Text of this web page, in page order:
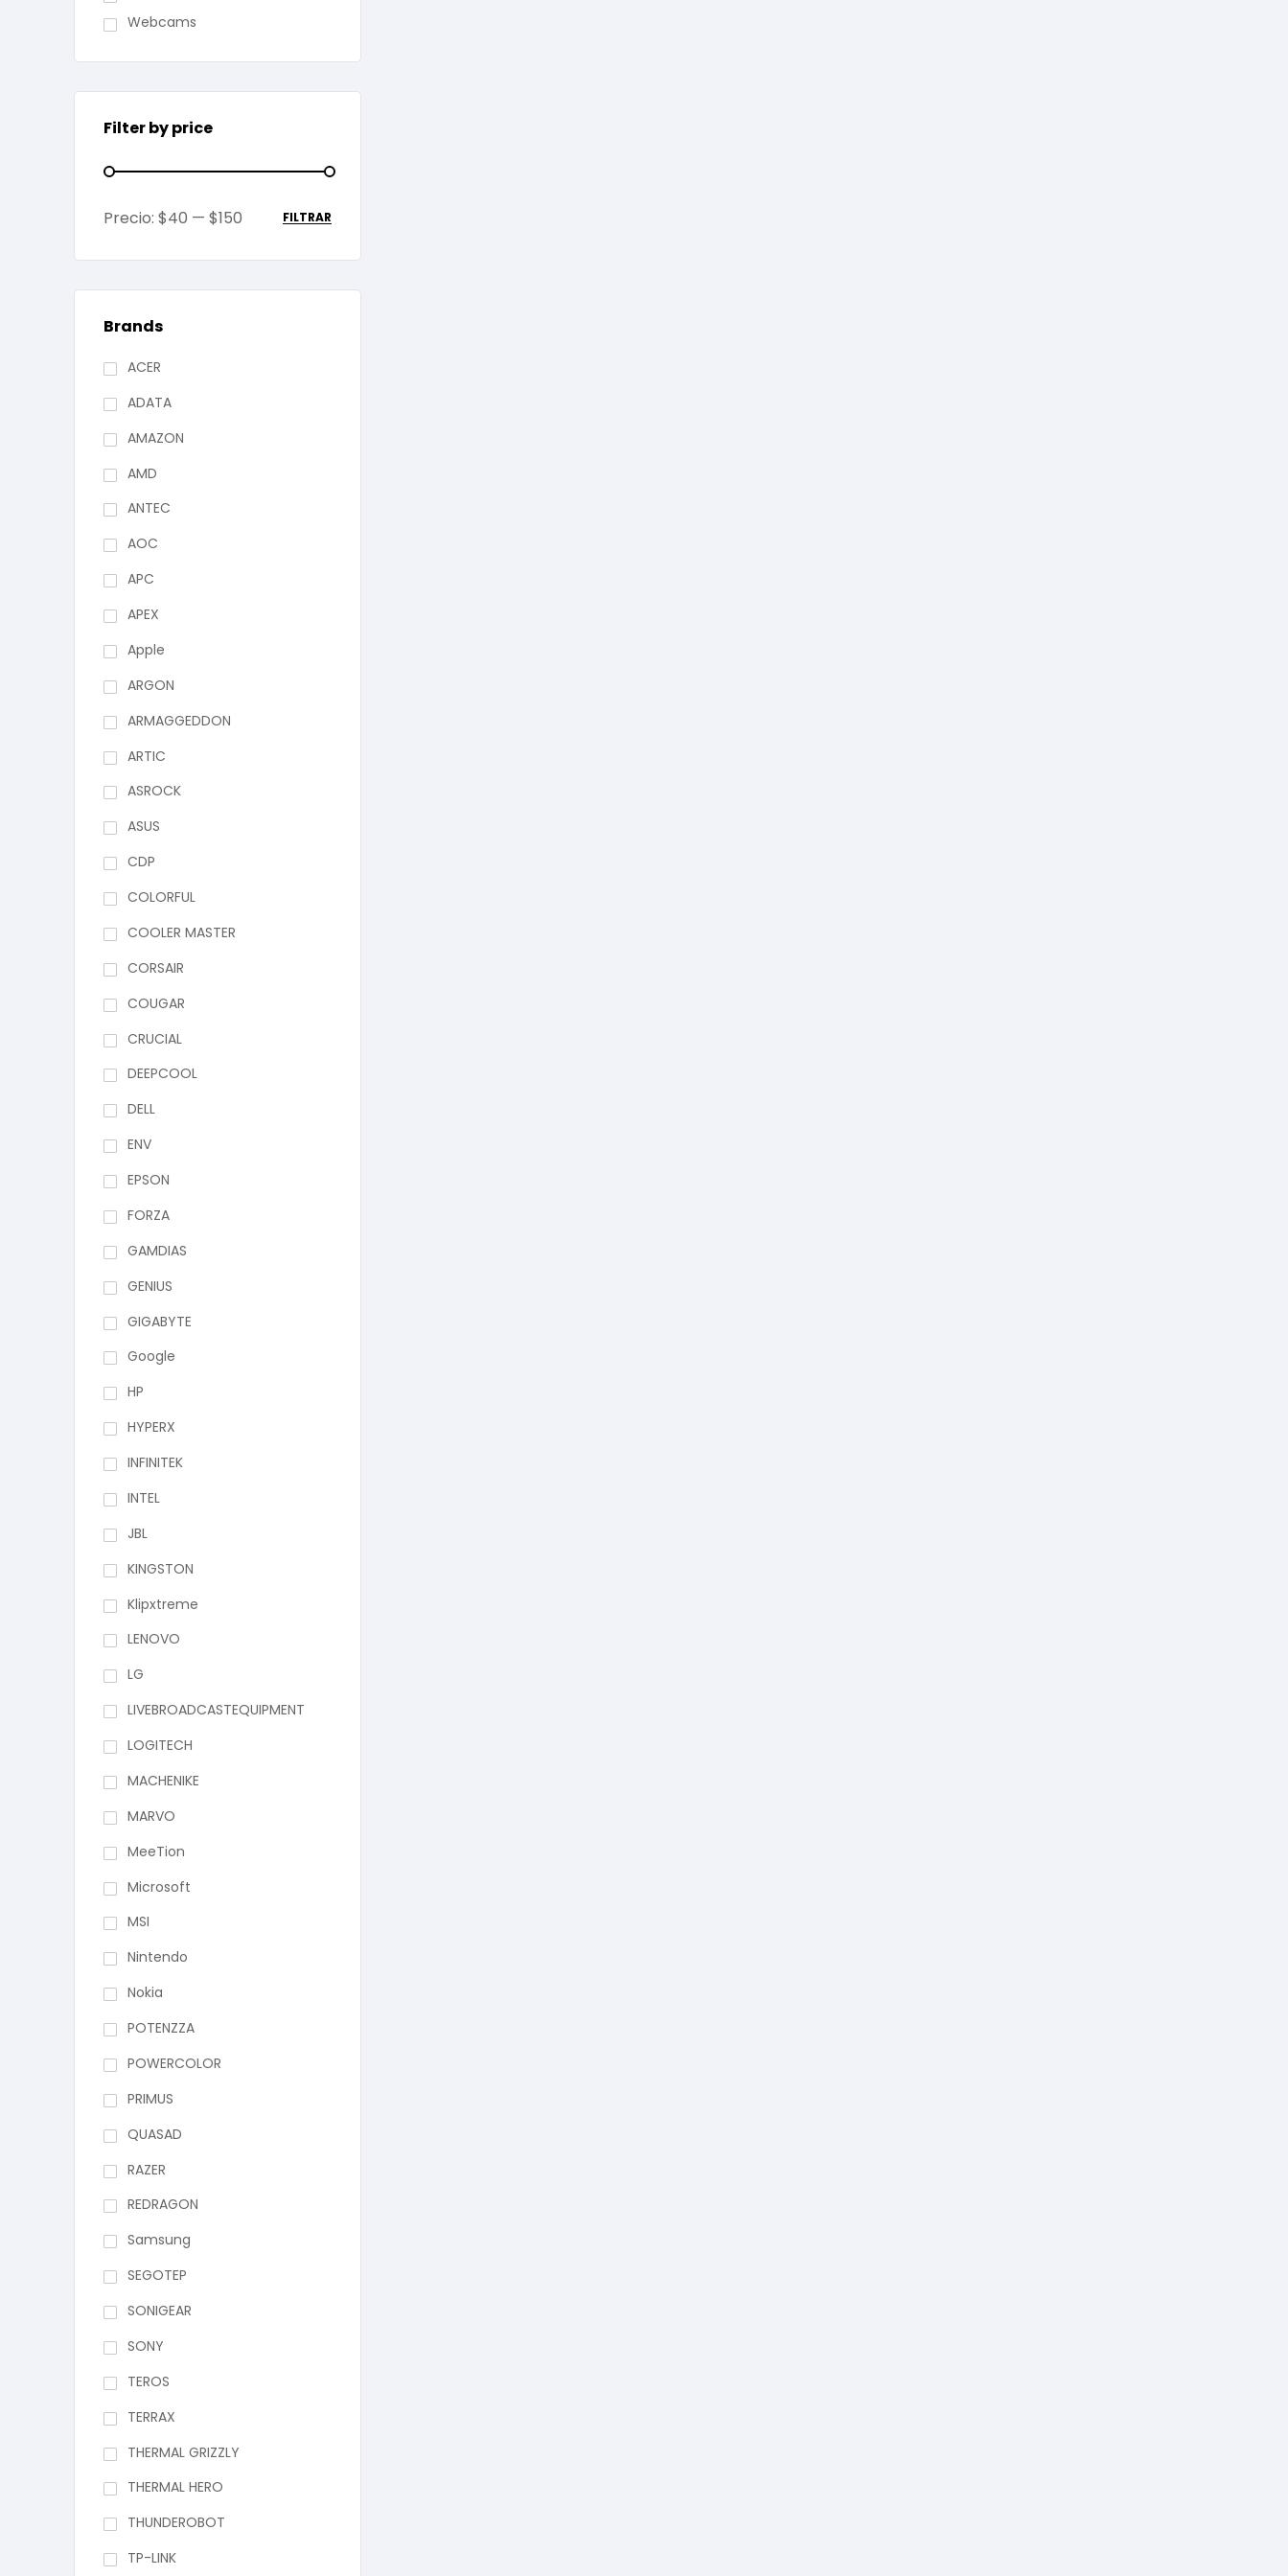
Webcams
Filter by price
FILTRAR
Precio: $40 — $150
Brands
ACER
ADATA
AMAZON
AMD
ANTEC
AOC
APC
APEX
Apple
ARGON
ARMAGGEDDON
ARTIC
ASROCK
ASUS
CDP
COLORFUL
COOLER MASTER
CORSAIR
COUGAR
CRUCIAL
DEEPCOOL
DELL
ENV
EPSON
FORZA
GAMDIAS
GENIUS
GIGABYTE
Google
HP
HYPERX
INFINITEK
INTEL
JBL
KINGSTON
Klipxtreme
LENOVO
LG
LIVEBROADCASTEQUIPMENT
LOGITECH
MACHENIKE
MARVO
MeeTion
Microsoft
MSI
Nintendo
Nokia
POTENZZA
POWERCOLOR
PRIMUS
QUASAD
RAZER
REDRAGON
Samsung
SEGOTEP
SONIGEAR
SONY
TEROS
TERRAX
THERMAL GRIZZLY
THERMAL HERO
THUNDEROBOT
TP-LINK